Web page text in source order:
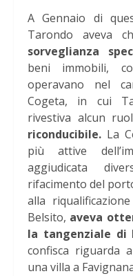
A Gennaio di
Tarondo aveva
sorveglianza
beni immobili,
operavano nel
Cogeta, in cui
rivestiva alcun
riconducibile. La
più attive
aggiudicata
rifacimento del
alla
Belsito, aveva
la tangenziale di
confisca riguarda
una villa a